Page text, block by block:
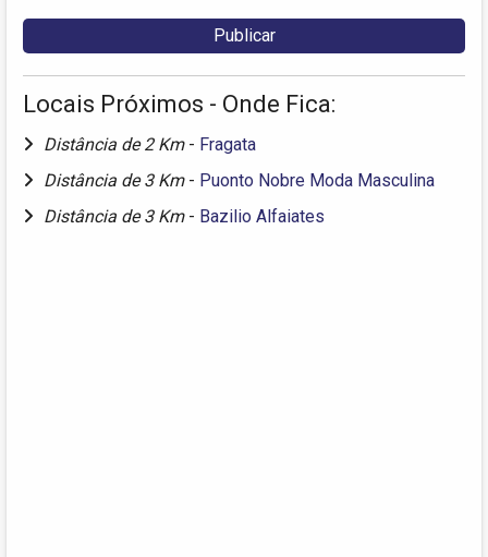
Locais Próximos - Onde Fica:
Distância de 2 Km - Fragata
Distância de 3 Km - Puonto Nobre Moda Masculina
Distância de 3 Km - Bazilio Alfaiates